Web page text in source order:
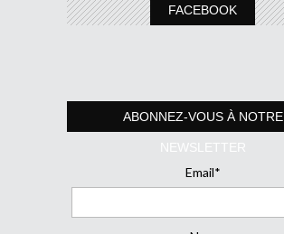
FACEBOOK
ABONNEZ-VOUS À NOTRE
NEWSLETTER
Email*